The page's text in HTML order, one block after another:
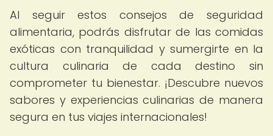
Al seguir estos consejos de seguridad
alimentaria, podrás disfrutar de las comidas
exóticas con tranquilidad y sumergirte en la
cultura culinaria de cada destino sin
comprometer tu bienestar. ¡Descubre nuevos
sabores y experiencias culinarias de manera
segura en tus viajes internacionales!